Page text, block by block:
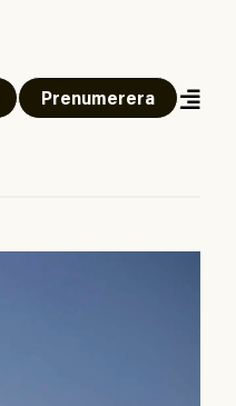
Prenumerera